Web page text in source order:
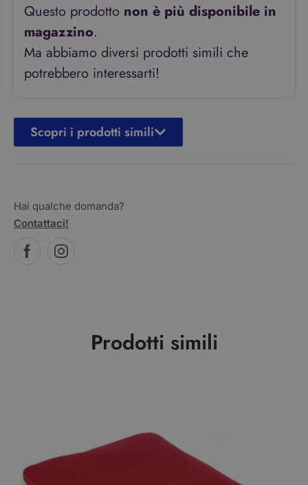
Questo prodotto non è più disponibile in
magazzino.
Ma abbiamo diversi prodotti simili che
potrebbero interessarti!
Scopri i prodotti simili
Hai qualche domanda?
Contattaci!
Prodotti simili